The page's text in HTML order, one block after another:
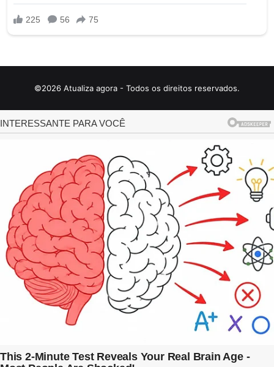
©2026 Atualiza agora - Todos os direitos reservados.